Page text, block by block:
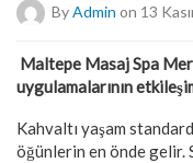
ByAdmin on 13
Maltepe Masaj Spa
uygulamalarının
Kahvaltı yaşam
öğünlerin en önde gelir.